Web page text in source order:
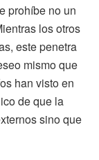
prohíbe no un
los otros
este penetra
mismo que
han visto en
de que la
sino que